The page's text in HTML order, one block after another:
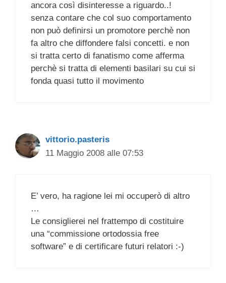
ancora così disinteresse a riguardo..!
senza contare che col suo comportamento
non può definirsi un promotore perchè non
fa altro che diffondere falsi concetti. e non
si tratta certo di fanatismo come afferma
perchè si tratta di elementi basilari su cui si
fonda quasi tutto il movimento
vittorio.pasteris
11 Maggio 2008 alle 07:53
E’ vero, ha ragione lei mi occuperò di altro
…
Le consiglierei nel frattempo di costituire
una “commissione ortodossia free
software” e di certificare futuri relatori :-)